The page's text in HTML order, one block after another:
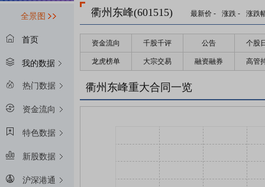
全景图
首页
我的数据
热门数据
资金流向
特色数据
新股数据
沪深港通
衢州东峰(601515) 最新价 - 涨跌 - 涨跌
资金流向 千股千评 公告 个股
龙虎榜单 大宗交易 融资融券 高管
衢州东峰重大合同一览